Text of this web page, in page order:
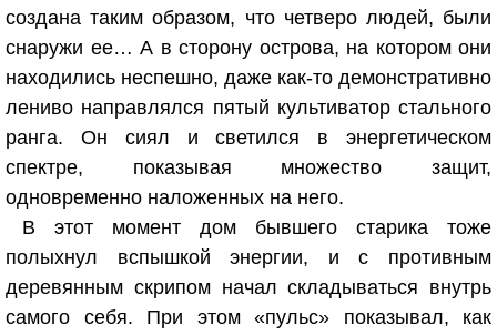
создана таким образом, что четверо людей, были
снаружи ее… А в сторону острова, на котором они
находились неспешно, даже как-то демонстративно
лениво направлялся пятый культиватор стального
ранга. Он сиял и светился в энергетическом
спектре, показывая множество защит,
одновременно наложенных на него.
В этот момент дом бывшего старика тоже
полыхнул вспышкой энергии, и с противным
деревянным скрипом начал складываться внутрь
самого себя. При этом «пульс» показывал, как